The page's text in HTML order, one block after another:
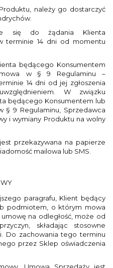
należy go dostarczyć
się do żądania Klienta
terminie 14 dni od momentu
będącego Konsumentem
w § 9 Regulaminu –
14 dni od jej zgłoszenia
W związku
będącego Konsumentem lub
9 Regulaminu, Sprzedawca
i wymiany Produktu na wolny
przekazywana na papierze
mailowa lub SMS.
paragrafu, Klient będący
podmiotem, o którym mowa
na odległość, może od
składając stosowne
Do zachowania tego terminu
przez Sklep oświadczenia